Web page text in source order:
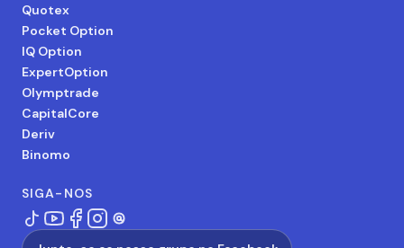
Quotex
Pocket Option
IQ Option
ExpertOption
Olymptrade
CapitalCore
Deriv
Binomo
SIGA-NOS